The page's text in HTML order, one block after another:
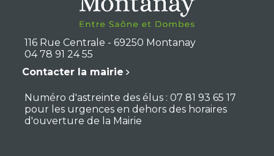
116 Rue Centrale - 69250 Montanay
04 78 91 24 55
Contacter la mairie
Numéro d'astreinte des élus : 07 81 93 65 17
pour les urgences en dehors des horaires
d'ouverture de la Mairie